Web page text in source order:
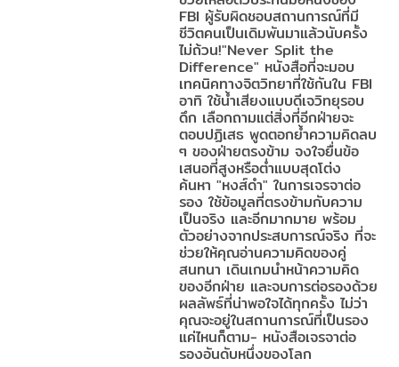
FBI ผู้รับผิดชอบสถานการณ์ที่มี
ชีวิตคนเป็นเดิมพันมาแล้วนับครั้ง
ไม่ถ้วน!"Never Split the
Difference" หนังสือที่จะมอบ
เทคนิคทางจิตวิทยาที่ใช้กันใน FBI
อาทิ ใช้น้ำเสียงแบบดีเจวิทยุรอบ
ดึก เลือกถามแต่สิ่งที่อีกฝ่ายจะ
ตอบปฏิเสธ พูดตอกย้ำความคิดลบ
ๆ ของฝ่ายตรงข้าม จงใจยื่นข้อ
เสนอที่สูงหรือต่ำแบบสุดโต่ง
ค้นหา "หงส์ดำ" ในการเจรจาต่อ
รอง ใช้ข้อมูลที่ตรงข้ามกับความ
เป็นจริง และอีกมากมาย พร้อม
ตัวอย่างจากประสบการณ์จริง ที่จะ
ช่วยให้คุณอ่านความคิดของคู่
สนทนา เดินเกมนำหน้าความคิด
ของอีกฝ่าย และจบการต่อรองด้วย
ผลลัพธ์ที่น่าพอใจได้ทุกครั้ง ไม่ว่า
คุณจะอยู่ในสถานการณ์ที่เป็นรอง
แค่ไหนก็ตาม- หนังสือเจรจาต่อ
รองอันดับหนึ่งของโลก